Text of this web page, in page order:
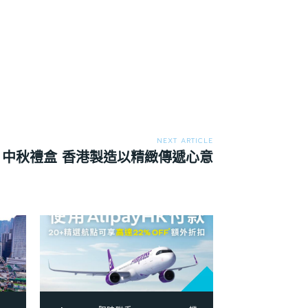
NEXT ARTICLE
秋禮盒 香港製造以精緻傳遞心意